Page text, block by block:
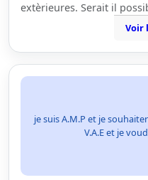
extèrieures. Serait il
Voir
je suis A.M.P et je
V.A.E et je